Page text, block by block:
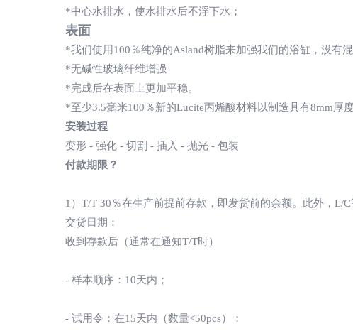
*中心水排水，使水排水后不浮下水；
表面
*我们使用100％纯净的Asland树脂来加强我们的浴缸，没有
*无碱性玻璃纤维增​​强
*完成后在表面上更加平稳。
*至少3.5毫米100％新的Lucite丙烯酸材料以制造具有8mm厚
安装过程
变形 - 强化 - 切割 - 插入 - 抛光 - 包装
付款期限？
1）T/T 30％在生产前提前存款，即发货前的余额。此外，L/C
交货日期：
收到存款后（通常在通知T/T时）
- 样本顺序：10天内；
- 试用令：在15天内（数量<50pcs）；